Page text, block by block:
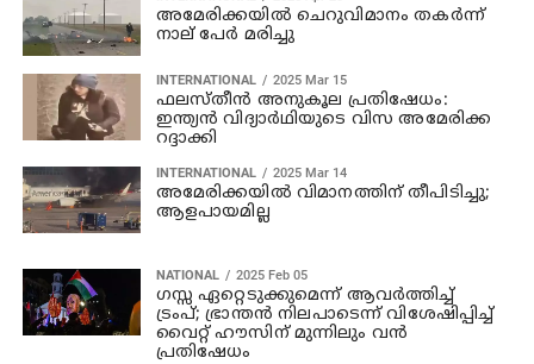
അമേരിക്കയിൽ ചെറുവിമാനം തകർന്ന്
നാല് പേർ മരിച്ചു
INTERNATIONAL 2025 Mar 15
ഫലസ്തീന്‍ അനുകൂല പ്രതിഷേധം:
ഇന്ത്യന്‍ വിദ്യാര്‍ഥിയുടെ വിസ അമേരിക്ക
റദ്ദാക്കി
INTERNATIONAL 2025 Mar 14
അമേരിക്കയില്‍ വിമാനത്തിന് തീപിടിച്ചു;
ആളപായമില്ല
NATIONAL 2025 Feb 05
ഗസ്സ ഏറ്റെടുക്കുമെന്ന് ആവര്‍ത്തിച്ച്
ട്രംപ്; ഭ്രാന്തന്‍ നിലപാടെന്ന് വിശേഷിപ്പിച്ച്
വൈറ്റ് ഹൗസിന് മുന്നിലും വന്‍
പ്രതിഷേധം